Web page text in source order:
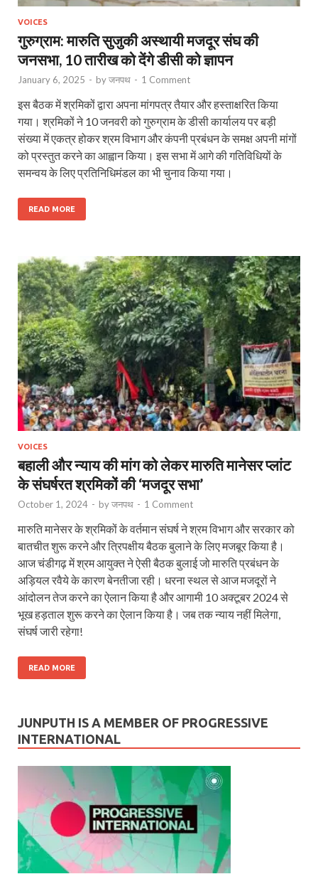
VOICES
गुरुग्राम: मारुति सुजुकी अस्थायी मजदूर संघ की
जनसभा, 10 तारीख को देंगे डीसी को ज्ञापन
January 6, 2025 - byजनपथ - 1 Comment
इस बैठक में श्रमिकों द्वारा अपना मांगपत्र तैयार और हस्ताक्षरित किया
गया। श्रमिकों ने 10 जनवरी को गुरुग्राम के डीसी कार्यालय पर बड़ी
संख्या में एकत्र होकर श्रम विभाग और कंपनी प्रबंधन के समक्ष अपनी मांगों
को प्रस्तुत करने का आह्वान किया। इस सभा में आगे की गतिविधियों के
समन्वय के लिए प्रतिनिधिमंडल का भी चुनाव किया गया।
READ MORE
VOICES
बहाली और न्याय की मांग को लेकर मारुति मानेसर प्लांट
के संघर्षरत श्रमिकों की ‘मजदूर सभा’
October 1, 2024 - byजनपथ - 1 Comment
मारुति मानेसर के श्रमिकों के वर्तमान संघर्ष ने श्रम विभाग और सरकार को
बातचीत शुरू करने और त्रिपक्षीय बैठक बुलाने के लिए मजबूर किया है।
आज चंडीगढ़ में श्रम आयुक्त ने ऐसी बैठक बुलाई जो मारुति प्रबंधन के
अड़ियल रवैये के कारण बेनतीजा रही। धरना स्थल से आज मजदूरों ने
आंदोलन तेज करने का ऐलान किया है और आगामी 10 अक्टूबर 2024 से
भूख हड़ताल शुरू करने का ऐलान किया है। जब तक न्याय नहीं मिलेगा,
संघर्ष जारी रहेगा!
READ MORE
JUNPUTH IS A MEMBER OF PROGRESSIVE
INTERNATIONAL